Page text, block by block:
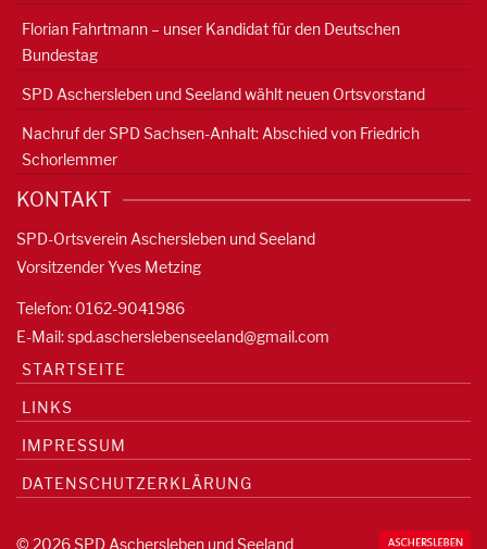
Florian Fahrtmann – unser Kandidat für den Deutschen
Bundestag
SPD Aschersleben und Seeland wählt neuen Ortsvorstand
Nachruf der SPD Sachsen-Anhalt: Abschied von Friedrich
Schorlemmer
KONTAKT
SPD-Ortsverein Aschersleben und Seeland
Vorsitzender Yves Metzing
Telefon: 0162-9041986
E-Mail:spd.ascherslebenseeland@gmail.com
STARTSEITE
LINKS
IMPRESSUM
DATENSCHUTZERKLÄRUNG
© 2026 SPD Aschersleben und Seeland